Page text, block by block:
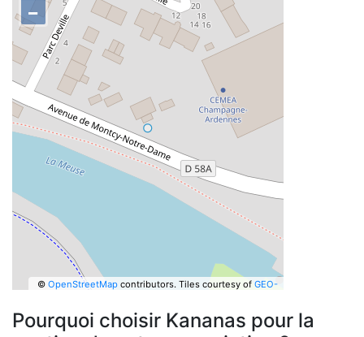
−
© OpenStreetMapcontributors. Tiles courtesy of GEO-
Pourquoi choisir Kananas pour la